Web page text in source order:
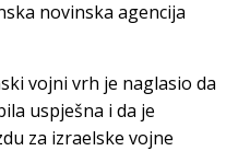
novinska agencija
vojni vrh je naglasio da
uspješna i da je
za izraelske vojne